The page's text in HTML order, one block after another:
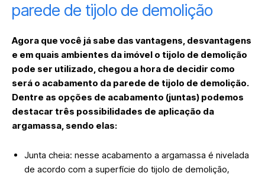
parede de tijolo de demolição
Agora que você já sabe das vantagens, desvantagens
e em quais ambientes da imóvel o tijolo de demolição
pode ser utilizado, chegou a hora de decidir como
será o acabamento da parede de tijolo de demolição.
Dentre as opções de acabamento (juntas) podemos
destacar três possibilidades de aplicação da
argamassa, sendo elas:
Junta cheia: nesse acabamento a argamassa é nivelada
de acordo com a superfície do tijolo de demolição,